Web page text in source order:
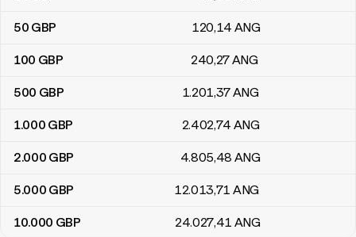
50 GBP 120,14 ANG
100 GBP 240,27ANG
500 GBP 1.201,37ANG
1.000 GBP 2.402,74 ANG
2.000 GBP 4.805,48 ANG
5.000 GBP 12.013,71 ANG
10.000 GBP 24.027,41 ANG